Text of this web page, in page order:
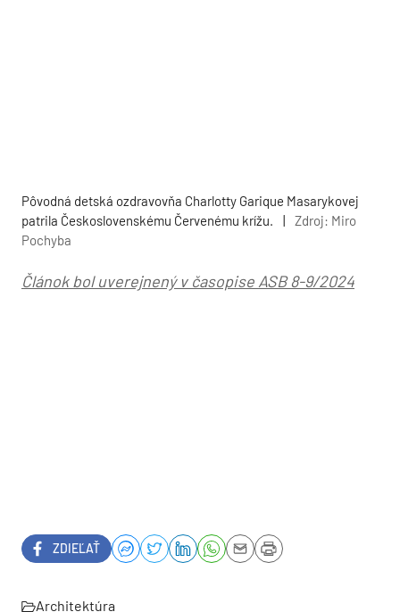
Pôvodná detská ozdravovňa Charlotty Garique Masarykovej
patrila Československému Červenému krížu.
|
Zdroj: Miro
Pochyba
Článok bol uverejnený v časopise ASB 8-9/2024
ZDIEĽAŤ
Architektúra